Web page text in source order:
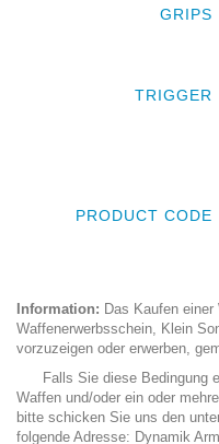
GRIPS
TRIGGER
PRODUCT CODE
Information: Das Kaufen
Waffenerwerbsschein, Klein
vorzuzeigen oder erwerben,
Falls Sie diese Bedingung
Waffen und/oder ein oder
bitte schicken Sie uns den
folgende Adresse: Dynamik